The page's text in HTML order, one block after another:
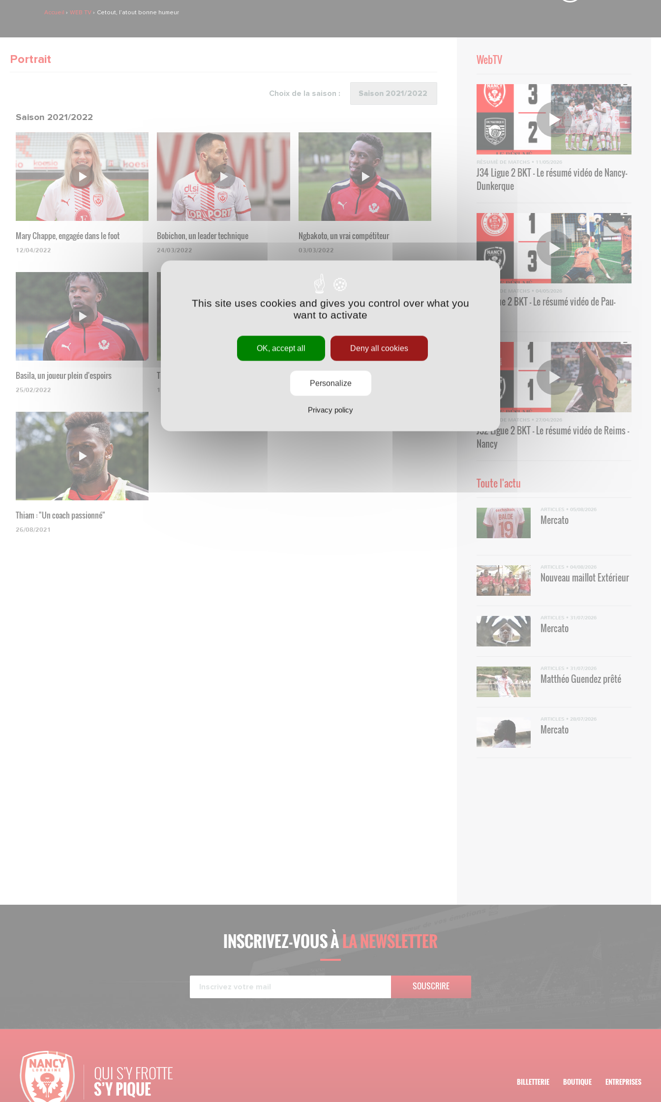
Accueil WEB TV Cetout, l’atout bonne humeur
Portrait
Choix de la saison :
Saison 2021/2022
Mary Chappe, engagée dans le foot
12/04/2022
Bobichon, un leader technique
24/03/2022
Ngbakoto, un vrai compétiteur
03/03/2022
Basila, un joueur plein d'espoirs
25/02/2022
Trott : "Être à la hauteur"
14/09/2021
Delos : "On garde confiance"
Thiam : "Un coach passionné"
26/08/2021
WebTV
RÉSUMÉ DE MATCHS • 11/05/2026
J34 Ligue 2 BKT - Le résumé vidéo de Nancy-
Dunkerque
RÉSUMÉ DE MATCHS • 04/05/2026
33 Ligue 2 BKT - Le résumé vidéo de Pau-
RÉSUMÉ DE MATCHS • 27/04/2026
J32 Ligue 2 BKT - Le résumé vidéo de Reims -
Nancy
Toute l'actu
ARTICLES • 05/08/2026
Mercato
ARTICLES • 04/08/2026
Nouveau maillot Extérieur
ARTICLES • 31/07/2026
Mercato
ARTICLES • 31/07/2026
Matthéo Guendez prêté
ARTICLES • 28/07/2026
Mercato
INSCRIVEZ-VOUS ÀLA NEWSLETTER
SOUSCRIRE
QUI S'Y FROTTE
S’Y PIQUE BILLETTERIE BOUTIQUE ENTREPRISES
This site uses cookies and gives you control over what you
want to activate
OK, accept all Deny all cookies
Personalize
Privacy policy